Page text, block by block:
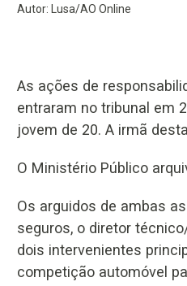
Autor: Lusa/AO Online
As ações de
entraram no tribunal em
jovem de 20. A irmã
O Ministério Público
Os arguidos de ambas
seguros, o diretor
dois intervenientes
competição automóvel